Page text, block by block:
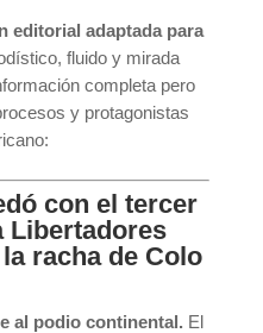
editorial adaptada para
fluido y mirada
completa pero
y protagonistas
con el tercer
Libertadores
racha de Colo
al podio continental. El